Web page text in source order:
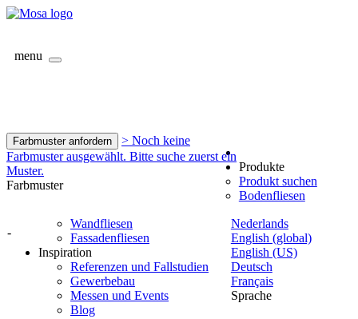
menu
Farbmuster anfordern
> Noch keine
Farbmuster ausgewählt. Bitte suche zuerst ein
Muster.
Farbmuster
-
Nederlands
English (global)
English (US)
Deutsch
Français
Sprache
Produkte
Produkt suchen
Bodenfliesen
Wandfliesen
Fassadenfliesen
Inspiration
Referenzen und Fallstudien
Gewerbebau
Messen und Events
Blog